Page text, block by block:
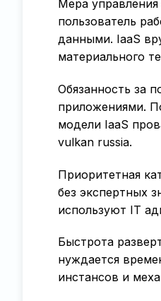
Мера
пользователь
данными. IaaS
материального
Обязанность за
приложениями.
модели IaaS
vulkan russia.
Приоритетная
без экспертных
используют IT
Быстрота
нуждается
инстансов и